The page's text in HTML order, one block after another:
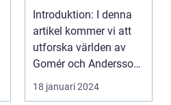
Översikt
Introduktion: I denna
artikel kommer vi att
utforska världen av
Gomér och Andersson
konst, dess olik...
18 januari 2024